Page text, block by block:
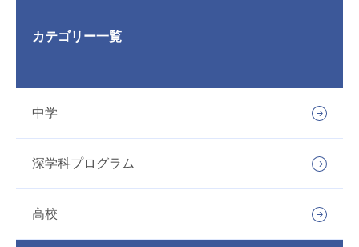
カテゴリー一覧
中学
深学科プログラム
高校